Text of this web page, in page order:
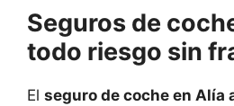
Seguros de
todo riesgo sin
El seguro de coche en Alía